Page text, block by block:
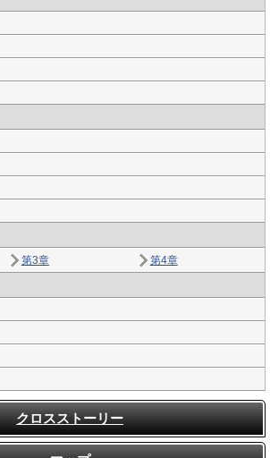
第3章 第4章
クロスストーリー